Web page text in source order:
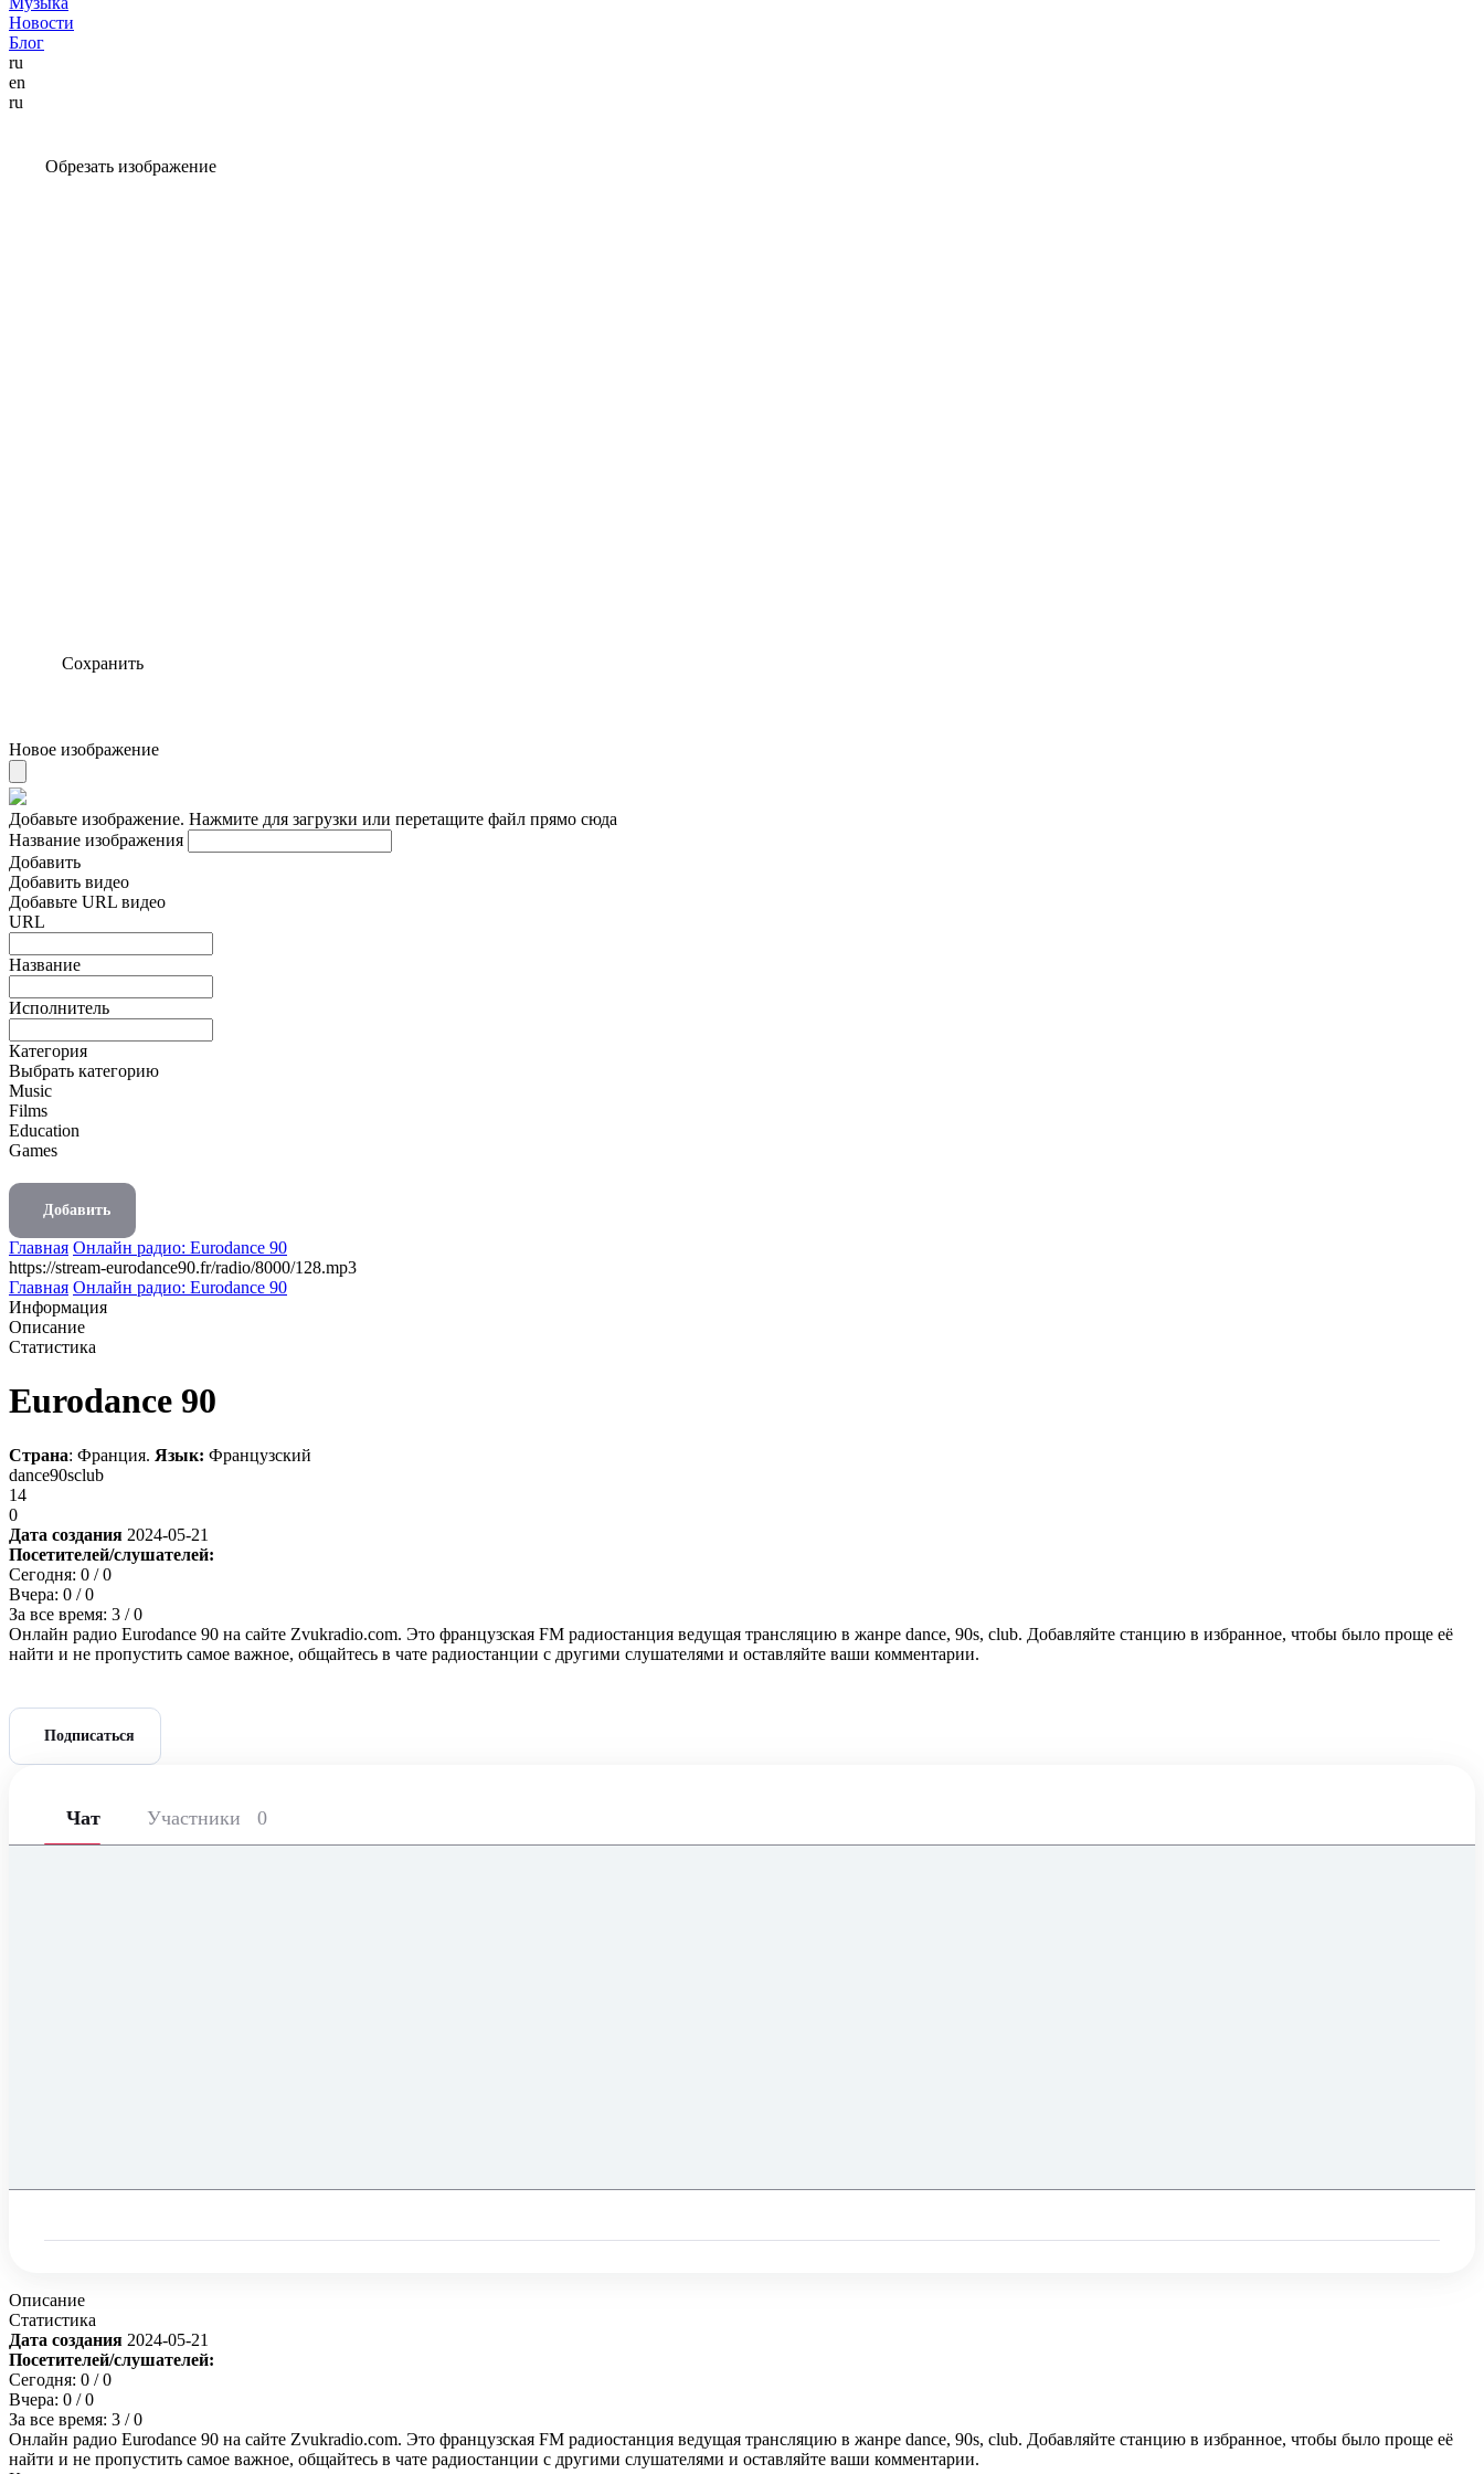
Новости
Блог
ru
en
ru
Обрезать изображение
Сохранить
Новое изображение
Добавьте изображение. Нажмите для загрузки или перетащите файл прямо сюда
Название изображения
Добавить
Добавить видео
Добавьте URL видео
URL
Название
Исполнитель
Категория
Выбрать категорию
Music
Films
Education
Games
Добавить
Главная Онлайн радио: Eurodance 90
https://stream-eurodance90.fr/radio/8000/128.mp3
Главная Онлайн радио: Eurodance 90
Информация
Описание
Статистика
Eurodance 90
Страна: Франция. Язык: Французский
dance90sclub
14
0
Дата создания 2024-05-21
Посетителей/слушателей:
Сегодня: 0 / 0
Вчера: 0 / 0
За все время: 3 / 0
Онлайн радио Eurodance 90 на сайте Zvukradio.com. Это французская FM радиостанция ведущая трансляцию в жанре dance, 90s, club. Добавляйте станцию в избранное, чтобы было проще её
найти и не пропустить самое важное, общайтесь в чате радиостанции с другими слушателями и оставляйте ваши комментарии.
Подписаться
Чат Участники 0
Описание
Статистика
Дата создания 2024-05-21
Посетителей/слушателей:
Сегодня: 0 / 0
Вчера: 0 / 0
За все время: 3 / 0
Онлайн радио Eurodance 90 на сайте Zvukradio.com. Это французская FM радиостанция ведущая трансляцию в жанре dance, 90s, club. Добавляйте станцию в избранное, чтобы было проще её
найти и не пропустить самое важное, общайтесь в чате радиостанции с другими слушателями и оставляйте ваши комментарии.